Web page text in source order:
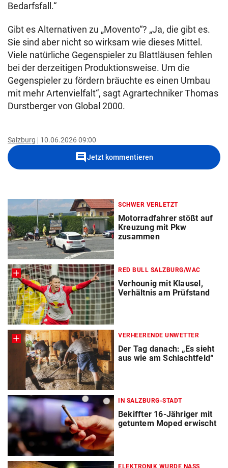
Bedarfsfall.“
Gibt es Alternativen zu „Movento“? „Ja, die gibt es.
Sie sind aber nicht so wirksam wie dieses Mittel.
Viele natürliche Gegenspieler zu Blattläusen fehlen
bei der derzeitigen Produktionsweise. Um die
Gegenspieler zu fördern bräuchte es einen Umbau
mit mehr Artenvielfalt“, sagt Agrartechniker Thomas
Durstberger von Global 2000.
Salzburg 10.06.2026 09:00
commentJetzt kommentieren
SCHWER VERLETZT
Motorradfahrer stößt auf
Kreuzung mit Pkw
zusammen
RED BULL SALZBURG/WAC
Verhounig mit Klausel,
Verhältnis am Prüfstand
VERHEERENDE UNWETTER
Der Tag danach: „Es sieht
aus wie am Schlachtfeld“
IN SALZBURG-STADT
Bekiffter 16-Jähriger mit
getuntem Moped erwischt
ELEKTRONIK WURDE NASS